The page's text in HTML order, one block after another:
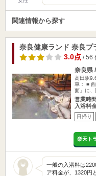
関連情報から探す
奈良健康ランド 奈良プ
3.0点/ 56
奈良県
高田駅
車： ■
面」に、
営業時
入浴料
日帰り
楽天ト
一般の入浴料は
ア料金が、1320円